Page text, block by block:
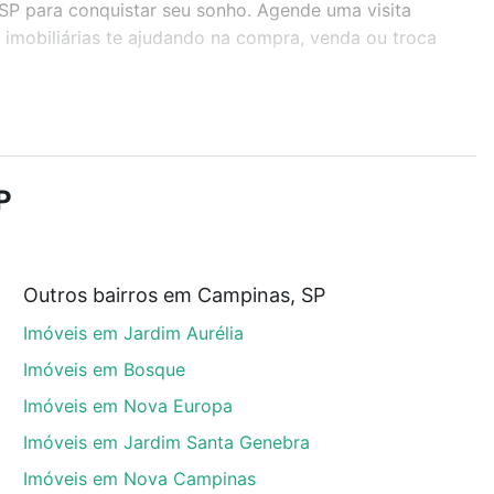
para conquistar seu sonho. Agende uma visita
te ajudando na compra, venda ou troca
os filtros como quantidade de quartos, suítes, com
salão de festas ou área verde e encontrar
que custam a partir de R$ 0 e com nossas
dos custos envolvidos no processo de compra,
sonhos com segurança e conforto. Loft, com você
Outros bairros em Campinas, SP
Imóveis em Jardim Aurélia
Imóveis em Bosque
Imóveis em Nova Europa
Imóveis em Jardim Santa Genebra
Imóveis em Nova Campinas